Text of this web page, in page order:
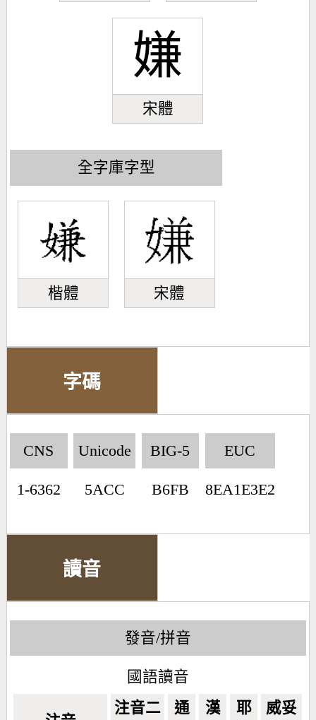
嫌
宋體
全字庫字型
楷體 宋體
字碼
CNS
1-6362
Unicode
5ACC
BIG-5
B6FB
EUC
8EA1E3E2
讀音
發音/拼音
國語讀音
注音二 通 漢 耶 威妥